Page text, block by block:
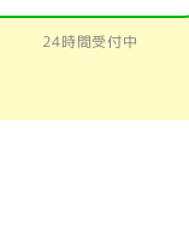
24時間受付中